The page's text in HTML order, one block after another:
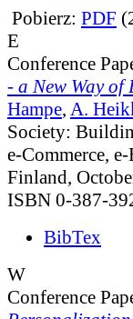
Pobierz: PDF
E
Conference
- a New Way
Hampe, A.
Society:
e-Commerce,
Finland,
ISBN 0-387-
BibTex
W
Conference